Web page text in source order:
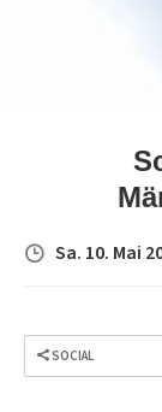
Sa. 10. Mai
SOCIAL